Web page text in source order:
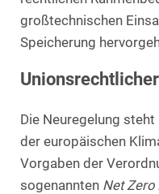
großtechnischen
Speicherung
Die Neuregelung
der europäischen
Vorgaben der
sogenannten Net Zero